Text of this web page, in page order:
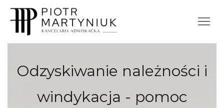
Odzyskiwanie należności i
windykacja - pomoc